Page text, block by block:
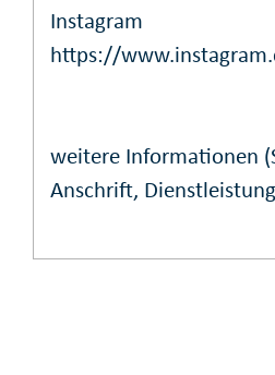
Instagram
https://
weitere Informationen
Anschrift,